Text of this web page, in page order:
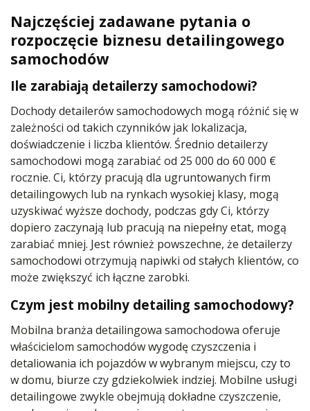
Najczęściej zadawane pytania o
rozpoczęcie biznesu detailingowego
samochodów
Ile zarabiają detailerzy samochodowi?
Dochody detailerów samochodowych mogą różnić się w
zależności od takich czynników jak lokalizacja,
doświadczenie i liczba klientów. Średnio detailerzy
samochodowi mogą zarabiać od 25 000 do 60 000 €
rocznie. Ci, którzy pracują dla ugruntowanych firm
detailingowych lub na rynkach wysokiej klasy, mogą
uzyskiwać wyższe dochody, podczas gdy Ci, którzy
dopiero zaczynają lub pracują na niepełny etat, mogą
zarabiać mniej. Jest również powszechne, że detailerzy
samochodowi otrzymują napiwki od stałych klientów, co
może zwiększyć ich łączne zarobki.
Czym jest mobilny detailing samochodowy?
Mobilna branża detailingowa samochodowa oferuje
właścicielom samochodów wygodę czyszczenia i
detaliowania ich pojazdów w wybranym miejscu, czy to
w domu, biurze czy gdziekolwiek indziej. Mobilne usługi
detailingowe zwykle obejmują dokładne czyszczenie,